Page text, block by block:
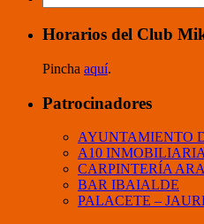
los
(parte
de
2)
Sub8:
Mikel
Gurea
Horarios del Club
Pincha aquí.
Patrocinadores
AYUNTAMIENTO
A10 INMOBILIARIA
CARPINTERÍA
BAR IBAIALDE
PALACETE –